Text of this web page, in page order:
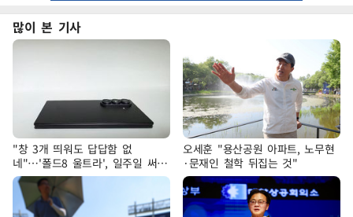
많이 본 기사
"창 3개 띄워도 답답함 없
네"…'폴드8 울트라', 일주일 써보
니
오세훈 "용산공원 아파트, 노무현
·문재인 철학 뒤집는 것"